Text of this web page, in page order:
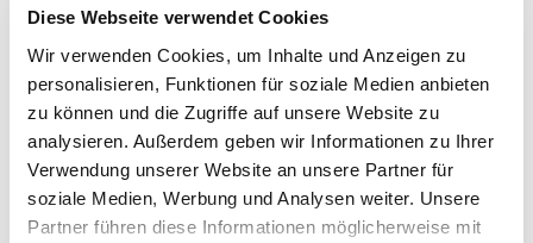
Diese Webseite verwendet Cookies
Wir verwenden Cookies, um Inhalte und Anzeigen zu
personalisieren, Funktionen für soziale Medien anbieten
zu können und die Zugriffe auf unsere Website zu
analysieren. Außerdem geben wir Informationen zu Ihrer
Verwendung unserer Website an unsere Partner für
soziale Medien, Werbung und Analysen weiter. Unsere
Partner führen diese Informationen möglicherweise mit
Download